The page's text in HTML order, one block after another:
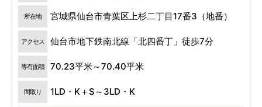
所在地 宮城県仙台市青葉区上杉二丁目17番3（地番）
アクセス 仙台市地下鉄南北線「北四番丁」徒歩7分
専有面積 70.23平米～70.40平米
間取り 1LD・K＋S～3LD・K